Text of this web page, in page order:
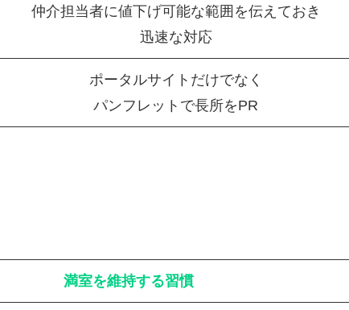
仲介担当者に値下げ可能な範囲を伝えておき
迅速な対応
ポータルサイトだけでなく
パンフレットで長所をPR
満室を維持する習慣